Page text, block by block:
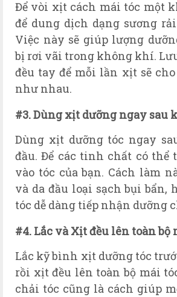
Để vòi xịt cách mái tóc một
để dung dịch dạng sương
Việc này sẽ giúp lượng
bị rơi vãi trong không khí.
đều tay để mỗi lần xịt sẽ
như nhau.
#3. Dùng xịt dưỡng ngay sau
Dùng xịt dưỡng tóc ngay
đầu. Để các tinh chất có thể
vào tóc của bạn. Cách làm
và da đầu loại sạch bụi bẩn,
tóc dễ dàng tiếp nhận dưỡng
#4. Lắc và Xịt đều lên toàn bộ
Lắc kỹ bình xịt dưỡng tóc
rồi xịt đều lên toàn bộ mái
chải tóc cũng là cách giúp